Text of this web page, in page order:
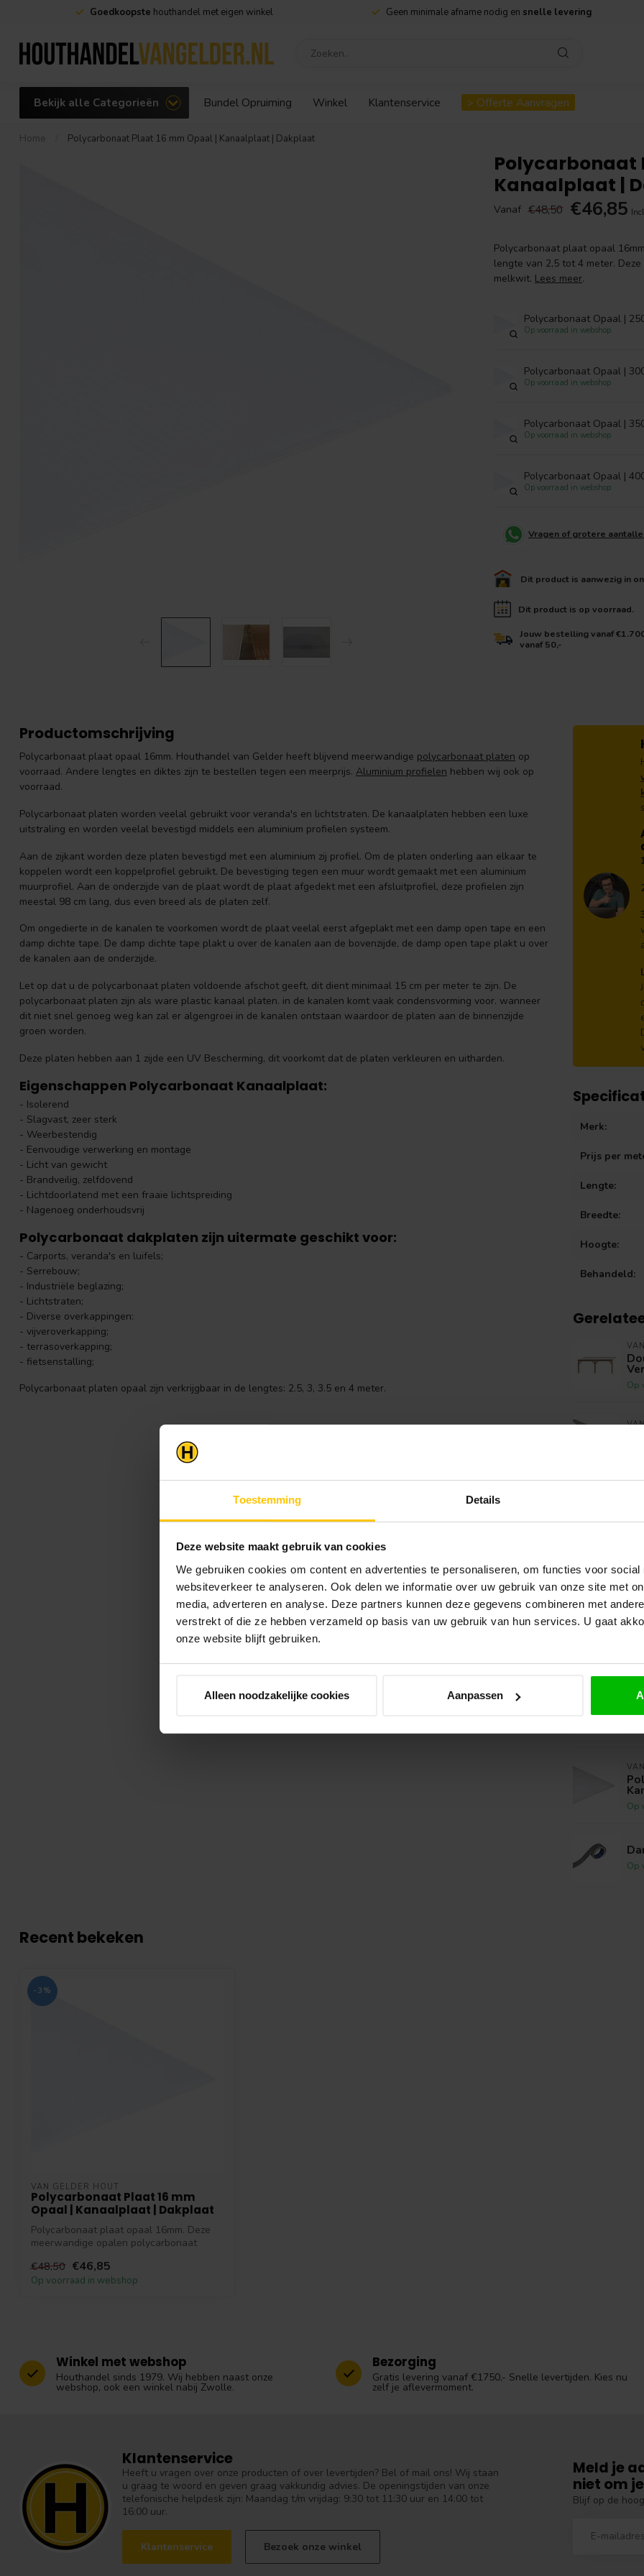
Toestemming Details
Deze website maakt gebruik van cookies
We gebruiken cookies om content en advertenties te personaliseren, om functies voor social
websiteverkeer te analyseren. Ook delen we informatie over uw gebruik van onze site met
media, adverteren en analyse. Deze partners kunnen deze gegevens combineren met
verstrekt of die ze hebben verzameld op basis van uw gebruik van hun services. U gaat
onze website blijft gebruiken.
Alleen noodzakelijke cookies Aanpassen
Goedkoopste houthandel met eigen winkel Geen minimale afname nodig en snelle levering
Bekijk alle Categorieën Bundel Opruiming Winkel Klantenservice > Offerte Aanvragen
Home Polycarbonaat Plaat 16 mm Opaal | Kanaalplaat | Dakplaat
Polycarbonaat
Kanaalplaat |
Vanaf €48,50 €46,85
Polycarbonaat plaat opaal
lengte van 2,5 tot 4 meter.
melkwit. Lees meer.
Polycarbonaat Opaal |
Op voorraad in webshop
Polycarbonaat Opaal |
Op voorraad in webshop
Polycarbonaat Opaal |
Op voorraad in webshop
Polycarbonaat Opaal |
Op voorraad in webshop
Vragen of grotere
Dit product is aanwezig in
Dit product is op voorraad.
Jouw bestelling vanaf
vanaf 50,-
Productomschrijving
Polycarbonaat plaat opaal 16mm. Houthandel van Gelder heeft blijvend meerwandige polycarbonaat platen op
voorraad. Andere lengtes en diktes zijn te bestellen tegen een meerprijs. Aluminium profielen hebben wij ook op
voorraad.
Polycarbonaat platen worden veelal gebruikt voor veranda's en lichtstraten. De kanaalplaten hebben een luxe
uitstraling en worden veelal bevestigd middels een aluminium profielen systeem.
Aan de zijkant worden deze platen bevestigd met een aluminium zij profiel. Om de platen onderling aan elkaar te
koppelen wordt een koppelprofiel gebruikt. De bevestiging tegen een muur wordt gemaakt met een aluminium
muurprofiel. Aan de onderzijde van de plaat wordt de plaat afgedekt met een afsluitprofiel, deze profielen zijn
meestal 98 cm lang, dus even breed als de platen zelf.
Om ongedierte in de kanalen te voorkomen wordt de plaat veelal eerst afgeplakt met een damp open tape en een
damp dichte tape. De damp dichte tape plakt u over de kanalen aan de bovenzijde, de damp open tape plakt u over
de kanalen aan de onderzijde.
Let op dat u de polycarbonaat platen voldoende afschot geeft, dit dient minimaal 15 cm per meter te zijn. De
polycarbonaat platen zijn als ware plastic kanaal platen. in de kanalen komt vaak condensvorming voor. wanneer
dit niet snel genoeg weg kan zal er algengroei in de kanalen ontstaan waardoor de platen aan de binnenzijde
groen worden.
Deze platen hebben aan 1 zijde een UV Bescherming, dit voorkomt dat de platen verkleuren en uitharden.
Eigenschappen Polycarbonaat Kanaalplaat:
- Isolerend
- Slagvast, zeer sterk
- Weerbestendig
- Eenvoudige verwerking en montage
- Licht van gewicht
- Brandveilig, zelfdovend
- Lichtdoorlatend met een fraaie lichtspreiding
- Nagenoeg onderhoudsvrij
Polycarbonaat dakplaten zijn uitermate geschikt voor:
- Carports, veranda's en luifels;
- Serrebouw;
- Industriële beglazing;
- Lichtstraten;
- Diverse overkappingen:
- vijveroverkapping;
- terrasoverkapping;
- fietsenstalling;
Polycarbonaat platen opaal zijn verkrijgbaar in de lengtes: 2.5, 3, 3.5 en 4 meter.
Merk:
Prijs per
Lengte:
Breedte:
Hoogte:
Behandeld:
Op
Op
Op
Op
Op
Recent bekeken
-3%
VAN GELDER HOUT
Polycarbonaat Plaat 16 mm
Opaal | Kanaalplaat | Dakplaat
Polycarbonaat plaat opaal 16mm. Deze
meerwandige opalen polycarbonaat
€48,50 €46,85
Op voorraad in webshop
Winkel met webshop
Houthandel sinds 1979. Wij hebben naast onze
webshop, ook een winkel nabij Zwolle.
Bezorging
Gratis levering vanaf €1750,- Snelle levertijden. Kies nu
zelf je aflevermoment.
Klantenservice
Heeft u vragen over onze producten of over levertijden? Bel of mail ons! Wij staan
u graag te woord en geven graag vakkundig advies. De openingstijden van onze
telefonische helpdesk zijn: Maandag t/m vrijdag: 9:30 tot 11:30 uur en 14:00 tot
16:00 uur.
Klantenservice Bezoek onze winkel
Meld je
niet om
Blijf op de